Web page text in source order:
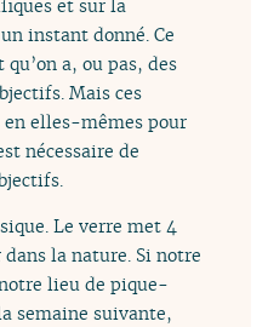
et sur la
instant donné. Ce
a, ou pas, des
Mais ces
en elles-mêmes pour
nécessaire de
Le verre met 4
dans la nature. Si notre
lieu de pique-
semaine suivante,